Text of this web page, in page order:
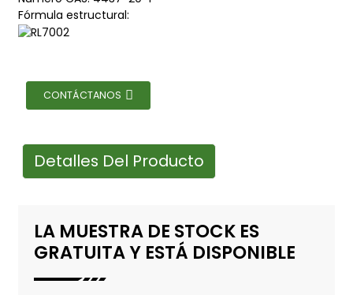
Fórmula estructural:
CONTÁCTANOS
Detalles Del Producto
LA MUESTRA DE STOCK ES
GRATUITA Y ESTÁ DISPONIBLE